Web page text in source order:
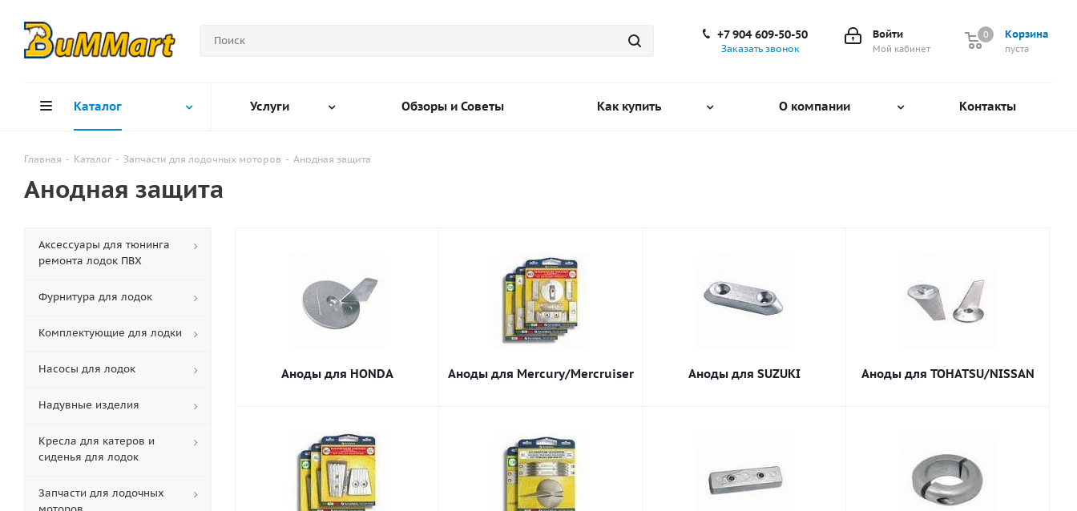
Корзина
0
пуста
0
Войти
Мой кабинет
+7 904 609-50-50
Заказать звонок
Каталог Услуги Обзоры и Советы Как купить О компании Контакты
Главная - Каталог - Запчасти для лодочных моторов - Анодная защита
Анодная защита
Аноды для HONDA Аноды для Mercury/Mercruiser Аноды для SUZUKI Аноды для TOHATSU/NISSAN
Аксессуары для тюнинга
ремонта лодок ПВХ
Фурнитура для лодок
Комплектующие для лодки
Насосы для лодок
Надувные изделия
Кресла для катеров и
сиденья для лодок
Запчасти для лодочных